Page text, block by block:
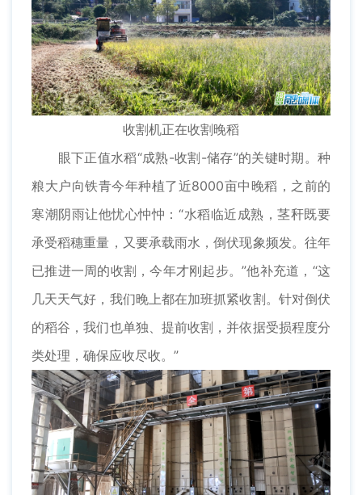
收割机正在收割晚稻
眼下正值水稻“成熟-收割-储存”的关键时期。种
粮大户向铁青今年种植了近8000亩中晚稻，之前的
寒潮阴雨让他忧心忡忡：“水稻临近成熟，茎秆既要
承受稻穗重量，又要承载雨水，倒伏现象频发。往年
已推进一周的收割，今年才刚起步。”他补充道，“这
几天天气好，我们晚上都在加班抓紧收割。针对倒伏
的稻谷，我们也单独、提前收割，并依据受损程度分
类处理，确保应收尽收。”